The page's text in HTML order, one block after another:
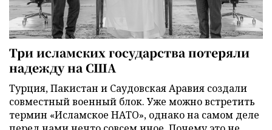
Три исламских государства потеряли
надежду на США
Турция, Пакистан и Саудовская Аравия создали
совместный военный блок. Уже можно встретить
термин «Исламское НАТО», однако на самом деле